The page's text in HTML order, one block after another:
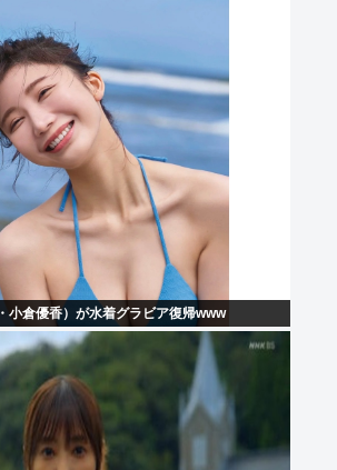
小倉優香）が水着グラビア復帰www